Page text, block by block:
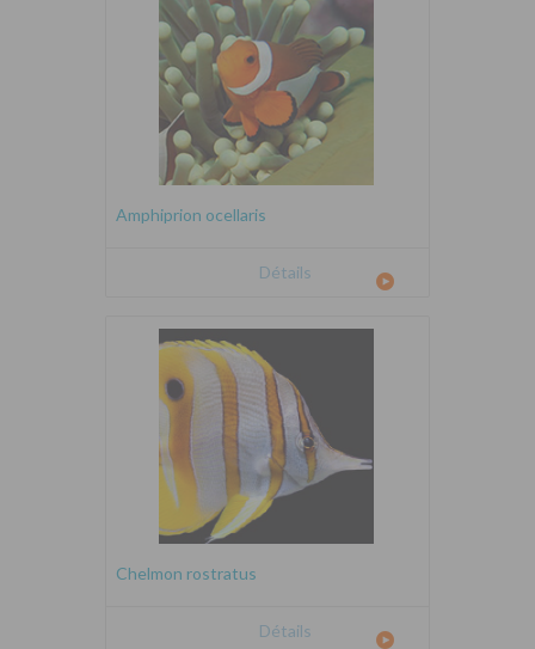
Amphiprion ocellaris
Détails
Chelmon rostratus
Détails